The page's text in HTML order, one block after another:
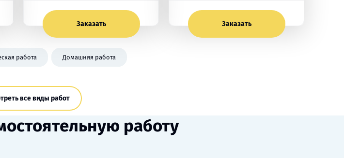
Заказать Заказать
работа Домашняя работа
все виды работ
работу